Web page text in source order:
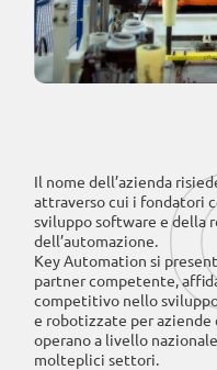
Il nome dell’azienda
attraverso cui i fondatori
sviluppo software e della
dell’automazione.
Key Automation si
partner competente,
competitivo nello
e robotizzate per
operano a livello
molteplici settori.